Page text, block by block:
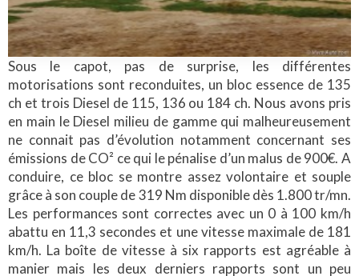
Sous le capot, pas de surprise, les différentes
motorisations sont reconduites, un bloc essence de 135
ch et trois Diesel de 115, 136 ou 184 ch. Nous avons pris
en main le Diesel milieu de gamme qui malheureusement
ne connait pas d’évolution notamment concernant ses
émissions de CO² ce qui le pénalise d’un malus de 900€. A
conduire, ce bloc se montre assez volontaire et souple
grâce à son couple de 319 Nm disponible dès 1.800 tr/mn.
Les performances sont correctes avec un 0 à 100 km/h
abattu en 11,3 secondes et une vitesse maximale de 181
km/h. La boîte de vitesse à six rapports est agréable à
manier mais les deux derniers rapports sont un peu